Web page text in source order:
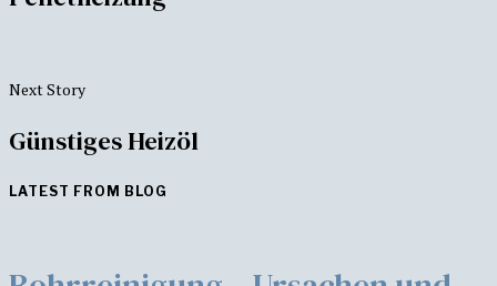
Next Story
Günstiges Heizöl
LATEST FROM BLOG